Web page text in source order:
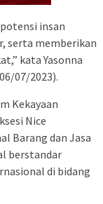
insan
serta memberikan
kata Yasonna
07/2023).
Kekayaan
Nice
Barang dan Jasa
berstandar
di bidang